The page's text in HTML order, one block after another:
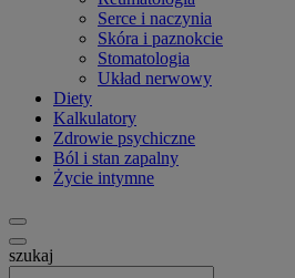
Serce i naczynia
Skóra i paznokcie
Stomatologia
Układ nerwowy
Diety
Kalkulatory
Zdrowie psychiczne
Ból i stan zapalny
Życie intymne
szukaj